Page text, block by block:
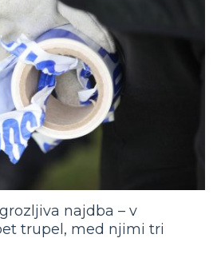
najdba – v
trupel, med njimi tri